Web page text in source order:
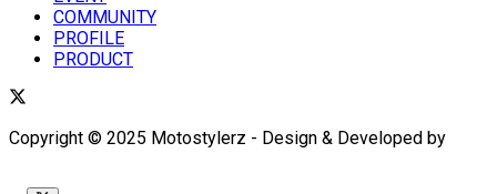
COMMUNITY
PROFILE
PRODUCT
Copyright © 2025 Motostylerz - Design & Developed by